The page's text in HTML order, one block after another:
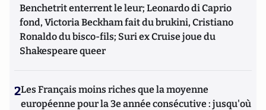
Benchetrit enterrent le leur; Leonardo di Caprio
fond, Victoria Beckham fait du brukini, Cristiano
Ronaldo du bisco-fils; Suri ex Cruise joue du
Shakespeare queer
2Les Français moins riches que la moyenne
européenne pour la 3e année consécutive : jusqu'où